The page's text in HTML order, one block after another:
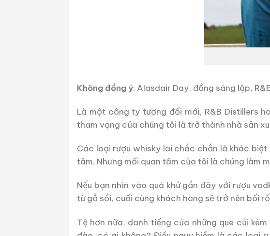
Không đồng ý: Alasdair Day, đồng sáng lập,
Là một công ty tương đối mới, R&B Distillers
tham vọng của chúng tôi là trở thành nhà sản
Các loại rượu whisky lai chắc chắn là khác
tâm. Nhưng mối quan tâm của tôi là chúng làm
Nếu bạn nhìn vào quá khứ gần đây với rượu
từ gỗ sồi, cuối cùng khách hàng sẽ trở nên bối
Tệ hơn nữa, danh tiếng của những que củi